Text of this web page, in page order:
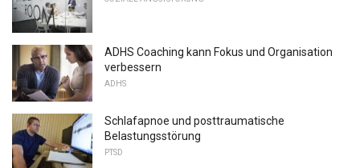
ADHS Coaching kann Fokus und Organisation
verbessern
ADHS
Schlafapnoe und posttraumatische
Belastungsstörung
PTSD